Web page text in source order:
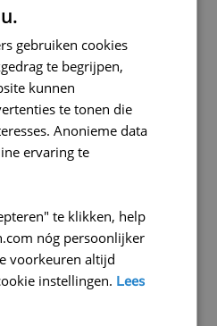
zo uitdagend?
binnen KPN?
gebruiken cookies
te begrijpen,
kunnen
te tonen die
Anonieme data
ervaring te
te klikken, help
nóg persoonlijker
voorkeuren altijd
instellingen. Lees